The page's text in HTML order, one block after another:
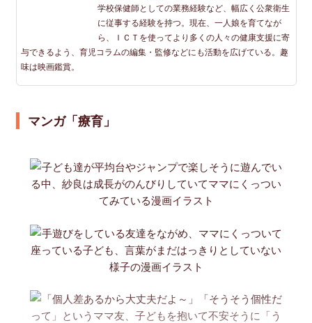
学校保健師としての業務経験など、幅広く公衆衛生
に従事する経験を持つ。現在、一人娘を育てなが
ら、ＩＣＴを使ってより多くの人々の健康支援に寄
与できるよう、育児コラムの編集・監修などにも活動を広げている。趣
味は映画鑑賞。
マンガ「療育」